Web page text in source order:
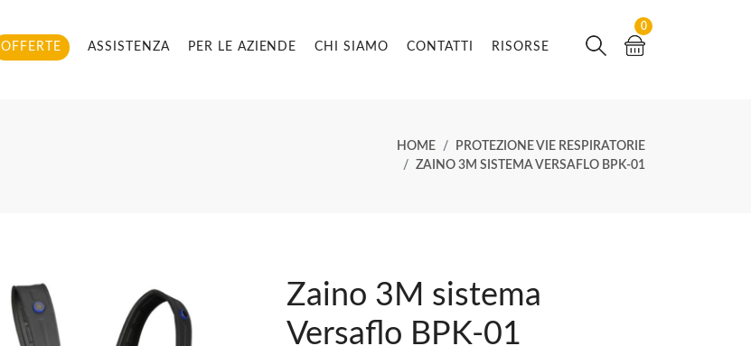
OFFERTE ASSISTENZA PER LE AZIENDE CHI SIAMO CONTATTI RISORSE
0
HOME
PROTEZIONE VIE RESPIRATORIE
ZAINO 3M SISTEMA VERSAFLO BPK-01
Zaino 3M sistema
Versaflo BPK-01